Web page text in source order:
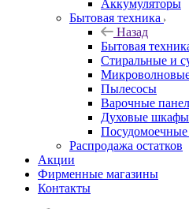
Аккумуляторы
Бытовая техника
Назад
Бытовая
Стиральные и
Пылесосы
Варочные
Духовые шкафы
Распродажа остатков
Акции
Фирменные магазины
Контакты